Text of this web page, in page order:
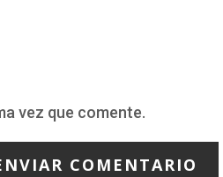
vez que comente.
COMENTARIO